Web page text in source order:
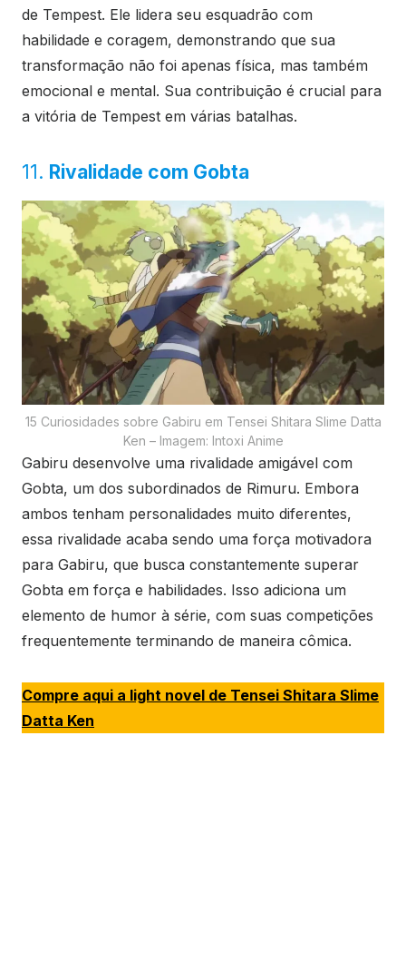
de Tempest. Ele lidera seu esquadrão com
habilidade e coragem, demonstrando que sua
transformação não foi apenas física, mas também
emocional e mental. Sua contribuição é crucial para
a vitória de Tempest em várias batalhas.
11. Rivalidade com Gobta
15 Curiosidades sobre Gabiru em Tensei Shitara Slime Datta
Ken – Imagem: Intoxi Anime
Gabiru desenvolve uma rivalidade amigável com
Gobta, um dos subordinados de Rimuru. Embora
ambos tenham personalidades muito diferentes,
essa rivalidade acaba sendo uma força motivadora
para Gabiru, que busca constantemente superar
Gobta em força e habilidades. Isso adiciona um
elemento de humor à série, com suas competições
frequentemente terminando de maneira cômica.
Compre aqui a light novel de Tensei Shitara Slime
Datta Ken